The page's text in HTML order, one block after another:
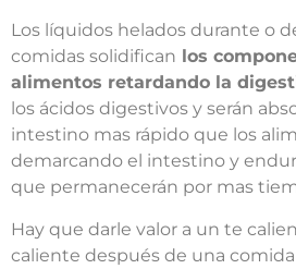
Los líquidos helados durante o
comidas solidifican los
alimentos retardando la
los ácidos digestivos y serán
intestino mas rápido que los
demarcando el intestino y
que permanecerán por mas
Hay que darle valor a un te
caliente después de una comida